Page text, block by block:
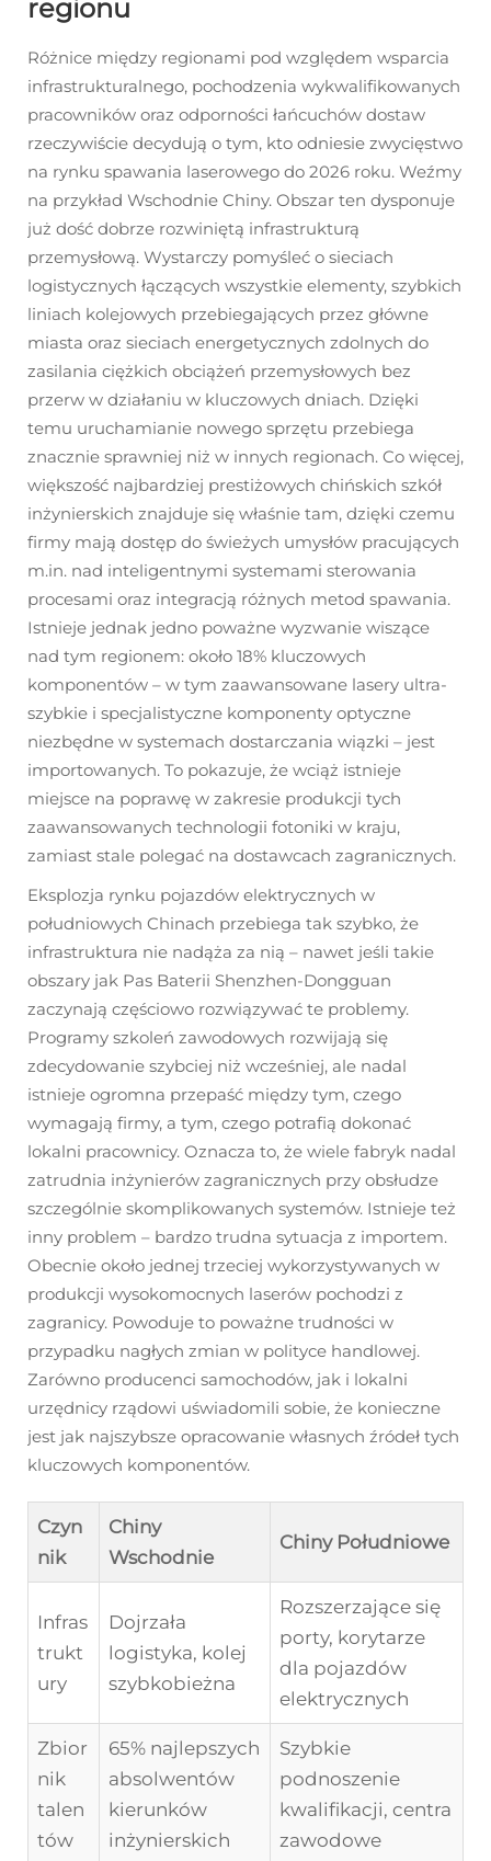
regionu
Różnice między regionami pod względem wsparcia
infrastrukturalnego, pochodzenia wykwalifikowanych
pracowników oraz odporności łańcuchów dostaw
rzeczywiście decydują o tym, kto odniesie zwycięstwo
na rynku spawania laserowego do 2026 roku. Weźmy
na przykład Wschodnie Chiny. Obszar ten dysponuje
już dość dobrze rozwiniętą infrastrukturą
przemysłową. Wystarczy pomyśleć o sieciach
logistycznych łączących wszystkie elementy, szybkich
liniach kolejowych przebiegających przez główne
miasta oraz sieciach energetycznych zdolnych do
zasilania ciężkich obciążeń przemysłowych bez
przerw w działaniu w kluczowych dniach. Dzięki
temu uruchamianie nowego sprzętu przebiega
znacznie sprawniej niż w innych regionach. Co więcej,
większość najbardziej prestiżowych chińskich szkół
inżynierskich znajduje się właśnie tam, dzięki czemu
firmy mają dostęp do świeżych umysłów pracujących
m.in. nad inteligentnymi systemami sterowania
procesami oraz integracją różnych metod spawania.
Istnieje jednak jedno poważne wyzwanie wiszące
nad tym regionem: około 18% kluczowych
komponentów – w tym zaawansowane lasery ultra-
szybkie i specjalistyczne komponenty optyczne
niezbędne w systemach dostarczania wiązki – jest
importowanych. To pokazuje, że wciąż istnieje
miejsce na poprawę w zakresie produkcji tych
zaawansowanych technologii fotoniki w kraju,
zamiast stale polegać na dostawcach zagranicznych.
Eksplozja rynku pojazdów elektrycznych w
południowych Chinach przebiega tak szybko, że
infrastruktura nie nadąża za nią – nawet jeśli takie
obszary jak Pas Baterii Shenzhen-Dongguan
zaczynają częściowo rozwiązywać te problemy.
Programy szkoleń zawodowych rozwijają się
zdecydowanie szybciej niż wcześniej, ale nadal
istnieje ogromna przepaść między tym, czego
wymagają firmy, a tym, czego potrafią dokonać
lokalni pracownicy. Oznacza to, że wiele fabryk nadal
zatrudnia inżynierów zagranicznych przy obsłudze
szczególnie skomplikowanych systemów. Istnieje też
inny problem – bardzo trudna sytuacja z importem.
Obecnie około jednej trzeciej wykorzystywanych w
produkcji wysokomocnych laserów pochodzi z
zagranicy. Powoduje to poważne trudności w
przypadku nagłych zmian w polityce handlowej.
Zarówno producenci samochodów, jak i lokalni
urzędnicy rządowi uświadomili sobie, że konieczne
jest jak najszybsze opracowanie własnych źródeł tych
kluczowych komponentów.
Czyn
nik
Chiny
Wschodnie
Chiny Południowe
Infras
trukt
ury
Dojrzała
logistyka, kolej
szybkobieżna
Rozszerzające się
porty, korytarze
dla pojazdów
elektrycznych
Zbior
nik
talen
tów
65% najlepszych
absolwentów
kierunków
inżynierskich
Szybkie
podnoszenie
kwalifikacji, centra
zawodowe